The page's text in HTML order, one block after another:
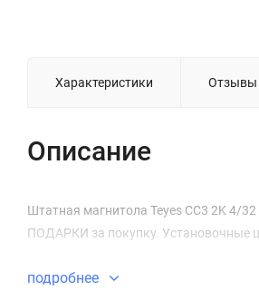
Характеристики Отзывы
Описание
Штатная магнитола Teyes CC3 2K 4/
ПОДАРКИ за покупку. Установочные
подробнее